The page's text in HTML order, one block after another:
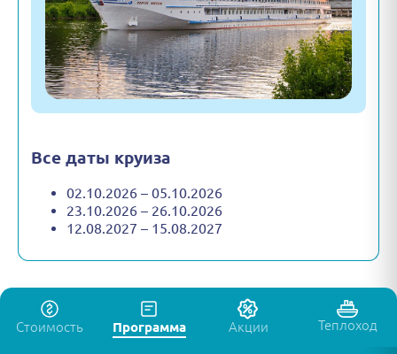
Все даты круиза
02.10.2026 – 05.10.2026
23.10.2026 – 26.10.2026
12.08.2027 – 15.08.2027
Стоимость Программа Акции Теплоход